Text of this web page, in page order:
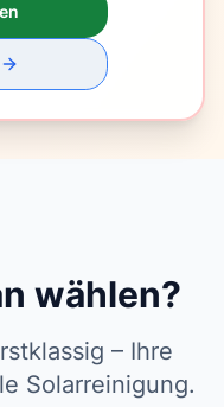
wählen?
– Ihre
Solarreinigung.